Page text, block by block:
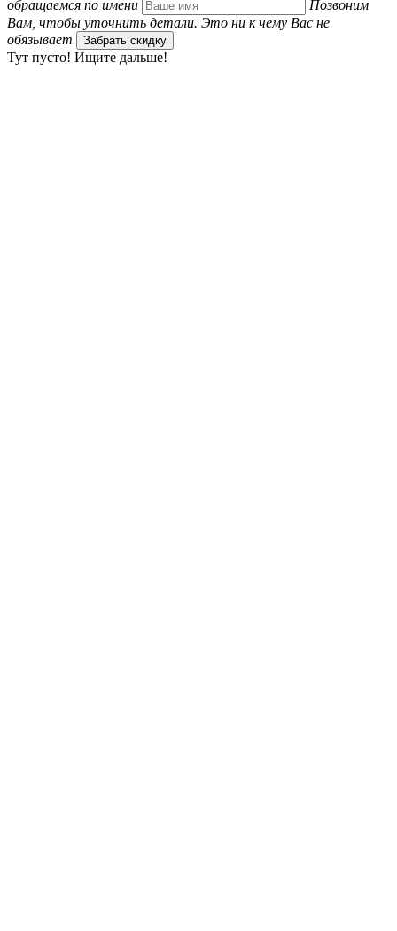
обращаемся по имени
Позвоним
Вам, чтобы уточнить детали. Это ни к чему Вас не
обязывает
Забрать скидку
Тут пусто! Ищите дальше!